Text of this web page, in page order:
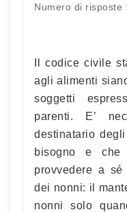
Numero di risposte
Il codice civile
agli alimenti
soggetti
parenti. E’
destinatario
bisogno e
provvedere a
dei nonni: il
nonni solo